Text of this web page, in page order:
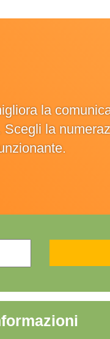
la
la